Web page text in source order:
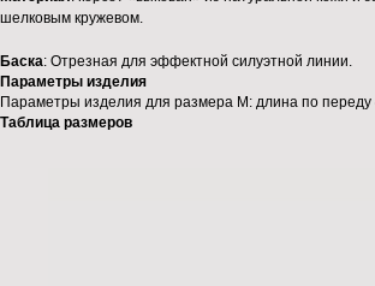
шелковым кружевом.
Баска: Отрезная для эффектной силуэтной линии.
Параметры изделия
Параметры изделия для размера М: длина по переду
Таблица размеров